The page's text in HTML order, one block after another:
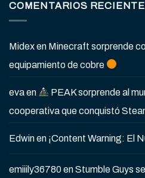
COMENTARIOS
Midexen Minecraft sorprende
equipamiento de cobre
evaen
PEAK sorprende al
cooperativa que conquistó
Edwinen ¡Content Warning: El
emiiily36780enStumble Guys